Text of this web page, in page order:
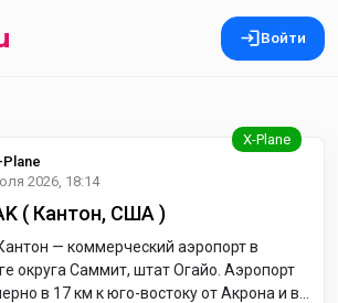
Войти
2026, 18:14
( Кантон, США )
— коммерческий аэропорт в
округа Саммит, штат Огайо. Аэропорт
в 17 км к юго-востоку от Акрона и в